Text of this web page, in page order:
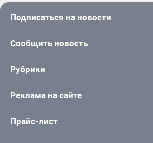
Подписаться на новости
Сообщить новость
Рубрики
Реклама на сайте
Прайс-лист